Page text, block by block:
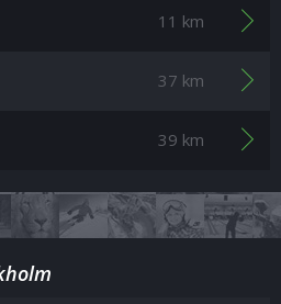
11 km
37 km
39 km